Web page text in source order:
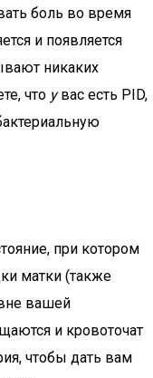
боль во время
и появляется
никаких
что увас есть PID,
при котором
матки (также
вашей
и кровоточат
чтобы дать вам